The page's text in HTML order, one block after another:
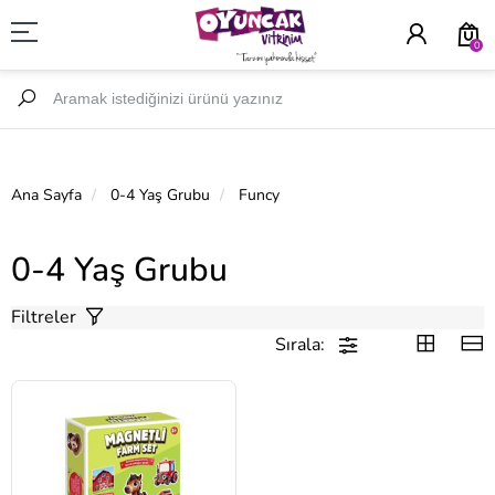
0
Ana Sayfa 0-4 Yaş Grubu Funcy
0-4 Yaş Grubu
Filtreler
Sırala: